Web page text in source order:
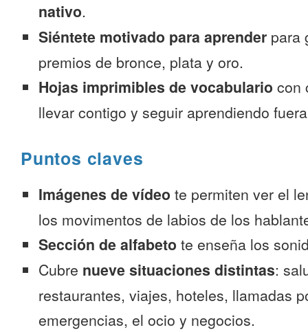
nativo.
Siéntete motivado para aprender para
premios de bronce, plata y oro.
Hojas imprimibles de vocabulario con
llevar contigo y seguir aprendiendo
Puntos claves
Imágenes de vídeo te permiten ver el
los movimentos de labios de los
Sección de alfabeto te enseña los
Cubre nueve situaciones distintas:
restaurantes, viajes, hoteles, llamadas
emergencias, el ocio y negocios.